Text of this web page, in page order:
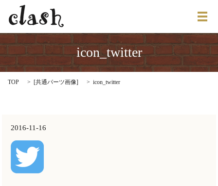
メ
icon_twitter
TOP [共通パーツ画像] icon_twitter
2016-11-16